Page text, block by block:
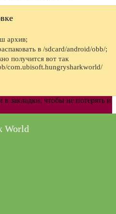
архив;
в /sdcard/android/obb/;
получится вот так
com.ubisoft.hungrysharkworld/
закладки, чтобы не потерять и
World